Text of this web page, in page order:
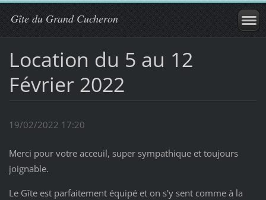
Gîte du Grand Cucheron
Location du 5 au 12
Février 2022
19/02/2022 17:20
Merci pour votre acceuil, super sympathique et toujours
joignable.
Le Gîte est parfaitement équipé et on s'y sent comme à la